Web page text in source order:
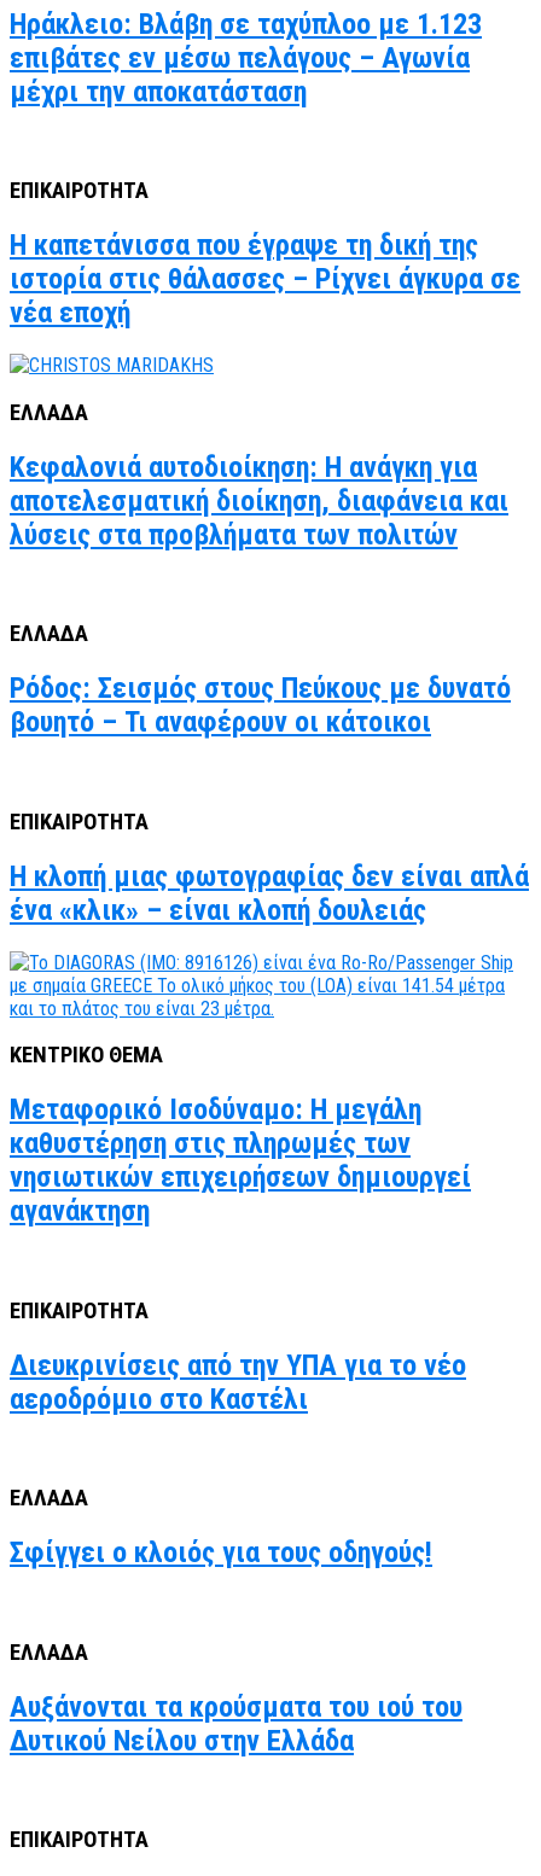
Ηράκλειο: Βλάβη σε ταχύπλοο με 1.123
επιβάτες εν μέσω πελάγους – Αγωνία
μέχρι την αποκατάσταση
ΕΠΙΚΑΙΡΟΤΗΤΑ
Η καπετάνισσα που έγραψε τη δική της
ιστορία στις θάλασσες – Ρίχνει άγκυρα σε
νέα εποχή
ΕΛΛΑΔΑ
Κεφαλονιά αυτοδιοίκηση: Η ανάγκη για
αποτελεσματική διοίκηση, διαφάνεια και
λύσεις στα προβλήματα των πολιτών
ΕΛΛΑΔΑ
Ρόδος: Σεισμός στους Πεύκους με δυνατό
βουητό – Τι αναφέρουν οι κάτοικοι
ΕΠΙΚΑΙΡΟΤΗΤΑ
Η κλοπή μιας φωτογραφίας δεν είναι απλά
ένα «κλικ» – είναι κλοπή δουλειάς
ΚΕΝΤΡΙΚΟ ΘΕΜΑ
Μεταφορικό Ισοδύναμο: Η μεγάλη
καθυστέρηση στις πληρωμές των
νησιωτικών επιχειρήσεων δημιουργεί
αγανάκτηση
ΕΠΙΚΑΙΡΟΤΗΤΑ
Διευκρινίσεις από την ΥΠΑ για το νέο
αεροδρόμιο στο Καστέλι
ΕΛΛΑΔΑ
Σφίγγει ο κλοιός για τους οδηγούς!
ΕΛΛΑΔΑ
Αυξάνονται τα κρούσματα του ιού του
Δυτικού Νείλου στην Ελλάδα
ΕΠΙΚΑΙΡΟΤΗΤΑ